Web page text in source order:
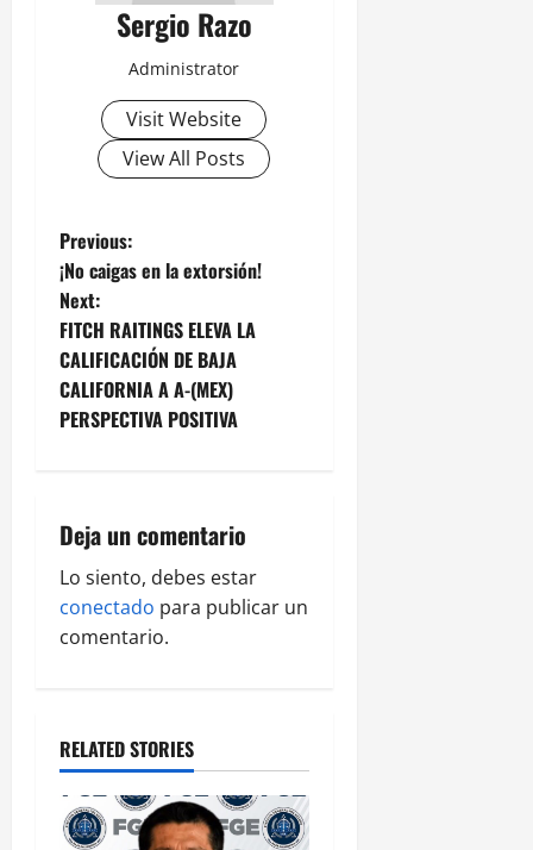
Sergio Razo
Administrator
Visit Website
View All Posts
P
o
s
t
v
i
g
t
i
Previous:
¡No caigas en la extorsión!
Next:
FITCH RAITINGS ELEVA LA
CALIFICACIÓN DE BAJA
CALIFORNIA A A-(MEX)
PERSPECTIVA POSITIVA
Deja un comentario
Lo siento, debes estar
conectado para publicar un
comentario.
RELATED STORIES